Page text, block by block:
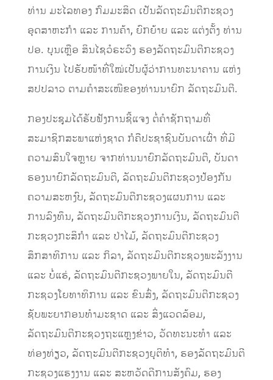
ທ່ານ ມະໄລທອງ ກົມມະສິດ ເປັນລັດຖະມົນຕີກະຊວງ
ອຸດສາຫະກໍາ ແລະ ການຄ້າ, ຍົກຍ້າຍ ແລະ ແຕ່ງຕັ້ງ ທ່ານ
ປອ. ບຸນເຫຼືອ ສິນໄຊວໍຣະວົງ ຮອງລັດຖະມົນຕີກະຊວງ
ການເງິນ ໄປຮັບໜ້າທີ່ໃໝ່ເປັນຜູ້ວ່າການທະນາຄານ ແຫ່ງ
ສປປລາວ ຕາມຄຳສະເໜີຂອງທ່ານນາຍົກ ລັດຖະມົນຕີ.
ກອງປະຊຸມໄດ້ຮັບຟັງການຊີ້ແຈງ ຕໍ່ຄໍາຊັກຖາມທີ່
ສະມາຊິກສະພາແຫ່ງຊາດ ກໍຄືປະຊາຊົນບັນດາເຜົ່າ ທີ່ມີ
ຄວາມສົນໃຈຫຼາຍ ຈາກທ່ານນາຍົກລັດຖະມົນຕີ, ບັນດາ
ຮອງນາຍົກລັດຖະມົນຕີ, ລັດຖະມົນຕີກະຊວງປ້ອງກັນ
ຄວາມສະຫງົບ, ລັດຖະມົນຕີກະຊວງແຜນການ ແລະ
ການລົງທຶນ, ລັດຖະມົນຕີກະຊວງການເງິນ, ລັດຖະມົນຕີ
ກະຊວງກະສິກໍາ ແລະ ປ່າໄມ້, ລັດຖະມົນຕີກະຊວງ
ສຶກສາທິການ ແລະ ກິລາ, ລັດຖະມົນຕີກະຊວງພະລັງງານ
ແລະ ບໍ່ແຮ່, ລັດຖະມົນຕີກະຊວງພາຍໃນ, ລັດຖະມົນຕີ
ກະຊວງໂຍທາທິການ ແລະ ຂົນສົ່ງ, ລັດຖະມົນຕີກະຊວງ
ຊັບພະຍາກອນທໍາມະຊາດ ແລະ ສິ່ງແວດລ້ອມ,
ລັດຖະມົນຕີກະຊວງຖະແຫຼງຂ່າວ, ວັດທະນະທໍາ ແລະ
ທ່ອງທ່ຽວ, ລັດຖະມົນຕີກະຊວງຍຸຕິທໍາ, ຮອງລັດຖະມົນຕີ
ກະຊວງແຮງງານ ແລະ ສະຫວັດດີການສັງຄົມ, ຮອງ